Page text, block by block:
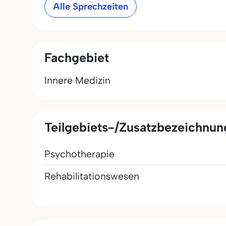
Alle Sprechzeiten
Fachgebiet
Innere Medizin
Teilgebiets-/
Psychotherapie
Rehabilitationswesen